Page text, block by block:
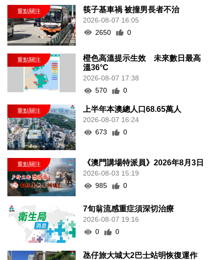
筷子基車禍 被撞男長者不治
2026-08-07 16:05
2650
0
橙色高溫提示生效 未來數日最高
溫36°C
2026-08-07 17:38
570
0
上半年本澳總人口68.65萬人
2026-08-07 16:24
673
0
《澳門講場特派員》2026年8月3日
2026-08-03 15:19
985
0
7旬翁流感重症須深切治療
2026-08-07 19:16
0
0
氹仔旅大城大2巴士站明恢復運作